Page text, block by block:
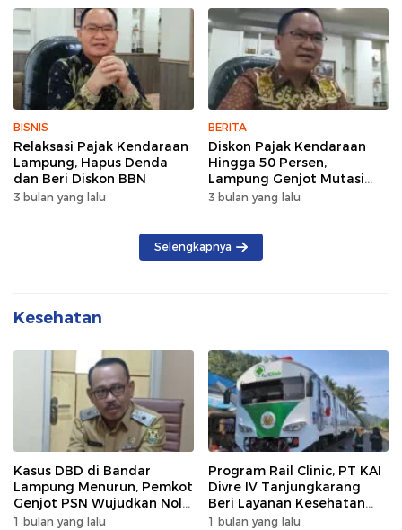
BISNIS
Relaksasi Pajak Kendaraan
Lampung, Hapus Denda
dan Beri Diskon BBN
3 bulan yang lalu
BERITA
Diskon Pajak Kendaraan
Hingga 50 Persen,
Lampung Genjot Mutasi
Kendaraan Luar Daerah
3 bulan yang lalu
Selengkapnya
Kesehatan
Kasus DBD di Bandar
Lampung Menurun, Pemkot
Genjot PSN Wujudkan Nol
Kematian
1 bulan yang lalu
Program Rail Clinic, PT KAI
Divre IV Tanjungkarang
Beri Layanan Kesehatan
Gratis 250 Warga
1 bulan yang lalu